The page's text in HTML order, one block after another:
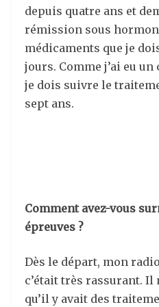
depuis quatre ans et
rémission sous
médicaments que je
jours. Comme j’ai eu
je dois suivre le
sept ans.
Comment avez-vous
épreuves ?
Dès le départ, mon
c’était très rassurant. Il
qu’il y avait des